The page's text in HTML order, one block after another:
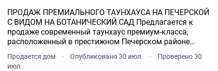
ПРОДАЖ ПРЕМИАЛЬНОГО ТАУНХАУСА НА ПЕЧЕРСКОЙ
С ВИДОМ НА БОТАНИЧЕСКИЙ САД Предлагается к
продаже современный таунхаус премиум-класса,
расположенный в престижном Печерском районе
Продается дом · Опубликовано 30 июл. ·
Проверено 30
июл.